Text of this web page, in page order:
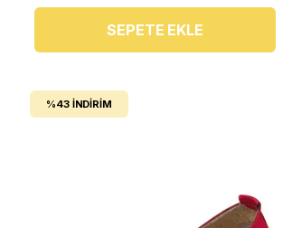
SEPETE EKLE
%43 İNDIRIM